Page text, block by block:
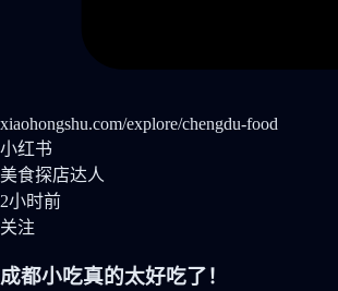
xiaohongshu.com/explore/chengdu-food
小红书
美食探店达人
2小时前
关注
成都小吃真的太好吃了！